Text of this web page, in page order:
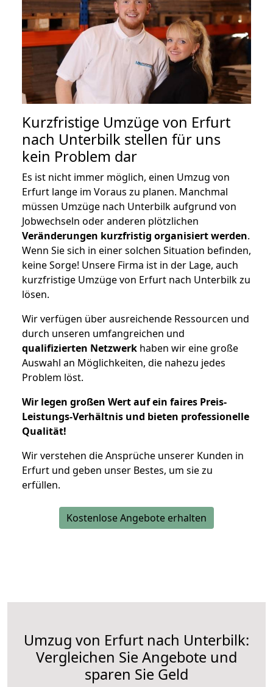
Kurzfristige Umzüge von Erfurt
nach Unterbilk stellen für uns
kein Problem dar
Es ist nicht immer möglich, einen Umzug von
Erfurt lange im Voraus zu planen. Manchmal
müssen Umzüge nach Unterbilk aufgrund von
Jobwechseln oder anderen plötzlichen
Veränderungen kurzfristig organisiert werden.
Wenn Sie sich in einer solchen Situation befinden,
keine Sorge! Unsere Firma ist in der Lage, auch
kurzfristige Umzüge von Erfurt nach Unterbilk zu
lösen.
Wir verfügen über ausreichende Ressourcen und
durch unseren umfangreichen und
qualifizierten Netzwerk haben wir eine große
Auswahl an Möglichkeiten, die nahezu jedes
Problem löst.
Wir legen großen Wert auf ein faires Preis-
Leistungs-Verhältnis und bieten professionelle
Qualität!
Wir verstehen die Ansprüche unserer Kunden in
Erfurt und geben unser Bestes, um sie zu
erfüllen.
Kostenlose Angebote erhalten
Umzug von Erfurt nach Unterbilk:
Vergleichen Sie Angebote und
sparen Sie Geld